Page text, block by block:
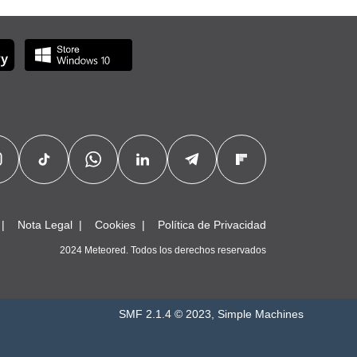
Nota Legal Cookies Política de Privacidad
2024 Meteored. Todos los derechos reservados
SMF 2.1.4 © 2023, Simple Machines